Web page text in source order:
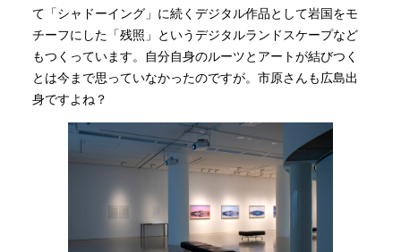
て「シャドーイング」に続くデジタル作品として岩国をモ
チーフにした「残照」というデジタルランドスケープなど
もつくっています。自分自身のルーツとアートが結びつく
とは今まで思っていなかったのですが。市原さんも広島出
身ですよね？